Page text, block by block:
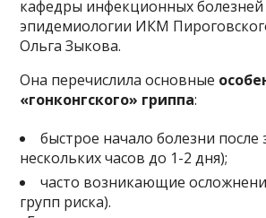
кафедры инфекционных болезней
эпидемиологии ИКМ
Ольга Зыкова.
Она перечислила основные
«гонконгского» гриппа:
быстрое начало болезни после
нескольких часов до 1-2 дня);
часто возникающие
групп риска).